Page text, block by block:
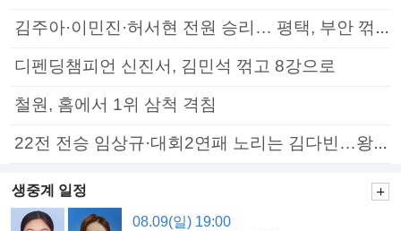
김주아·이민진·허서현 전원 승리… 평택, 부안 꺾고 5연승
디펜딩챔피언 신진서, 김민석 꺾고 8강으로
철원, 홈에서 1위 삼척 격침
22전 전승 임상규·대회2연패 노리는 김다빈…왕중왕전 16강 7일부터
생중계 일정
08.09(일) 19:00